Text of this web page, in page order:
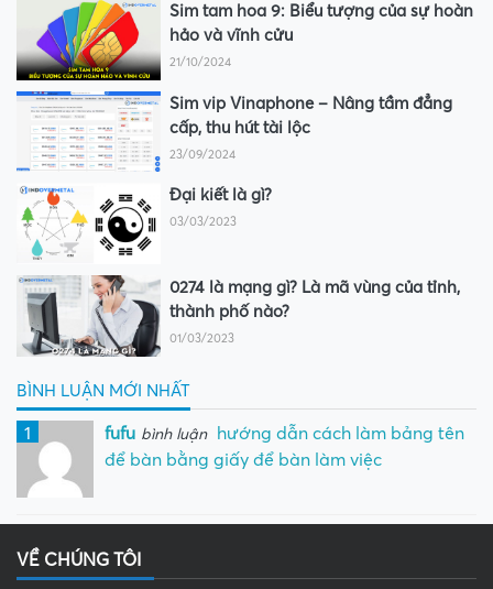
Sim tam hoa 9: Biểu tượng của sự hoàn
hảo và vĩnh cửu
21/10/2024
Sim vip Vinaphone – Nâng tầm đẳng
cấp, thu hút tài lộc
23/09/2024
Đại kiết là gì?
03/03/2023
0274 là mạng gì? Là mã vùng của tỉnh,
thành phố nào?
01/03/2023
BÌNH LUẬN MỚI NHẤT
1 fufu bình luận
hướng dẫn cách làm bảng tên
để bàn bằng giấy để bàn làm việc
VỀ CHÚNG TÔI